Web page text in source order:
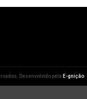
Desenvolvido pela E-gnição